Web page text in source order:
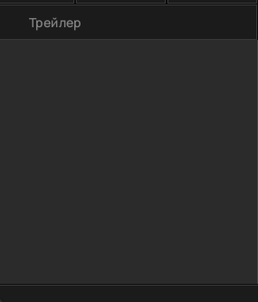
Трейлер